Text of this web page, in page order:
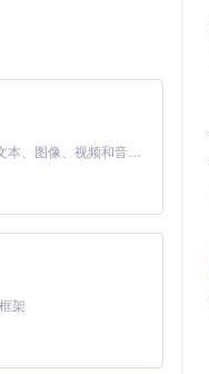
MiniMax H3 是一个通用的全模态生成系统。它支持对由文本、图像、视频和音频组成的多模态上下文进行统一理解，并能生成分辨率高达 2K、时长可达 15 秒的带原生立体声音频的视频。得益于面向任务泛化的系统设计，H3 在预训练阶段就已具备广泛的多模态上下文理解与生成能力，能够出色地执行复杂的多模态指令。
架